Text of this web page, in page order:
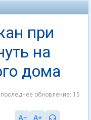
при
на
дома
обновление: 15